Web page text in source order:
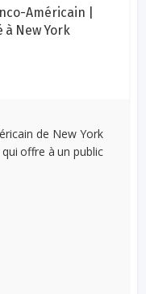
Américain |
New York
de New York
offre à un public